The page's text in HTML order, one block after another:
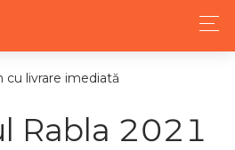
cu livrare imediată
Rabla 2021